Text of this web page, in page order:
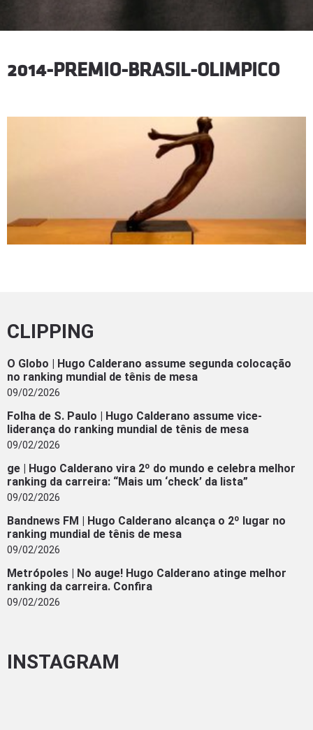
2014-PREMIO-BRASIL-OLIMPICO
CLIPPING
O Globo | Hugo Calderano assume segunda colocação
no ranking mundial de tênis de mesa
09/02/2026
Folha de S. Paulo | Hugo Calderano assume vice-
liderança do ranking mundial de tênis de mesa
09/02/2026
ge | Hugo Calderano vira 2º do mundo e celebra melhor
ranking da carreira: “Mais um ‘check’ da lista”
09/02/2026
Bandnews FM | Hugo Calderano alcança o 2º lugar no
ranking mundial de tênis de mesa
09/02/2026
Metrópoles | No auge! Hugo Calderano atinge melhor
ranking da carreira. Confira
09/02/2026
INSTAGRAM